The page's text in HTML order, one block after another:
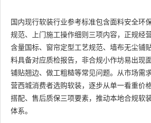
国内现行软装行业参考标准包含面料安全环
规范、上门施工操作细则三项内容，正规经
含量国标、窗帘定型工艺规范、墙布无尘铺
料具备对应质检报告，非合规小作坊易出现
铺贴翘边、做工粗糙等常见问题。从市场需
营西城消费者选购软装，逐步从单一看重价
搭配、售后质保三项要素，推动本地合规软
体系。